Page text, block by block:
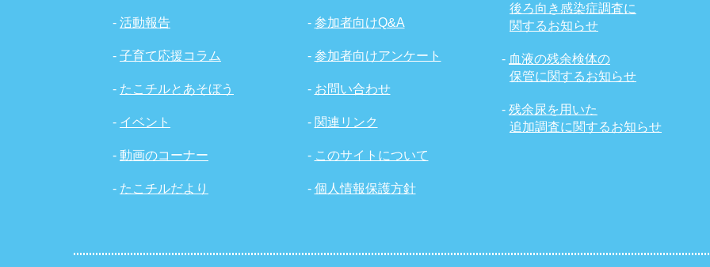
- 活動報告
- 子育て応援コラム
- たこチルとあそぼう
- イベント
- 動画のコーナー
- たこチルだより
- 参加者向けQ&A
- 参加者向けアンケート
- お問い合わせ
- 関連リンク
- このサイトについて
- 個人情報保護方針
後ろ向き感染症調査に
関するお知らせ
- 血液の残余検体の
保管に関するお知らせ
-残余尿を用いた
追加調査に関するお知らせ